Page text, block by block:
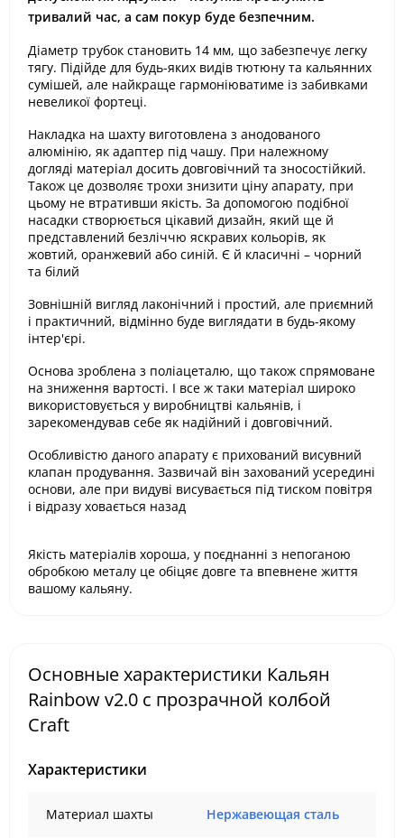
тривалий час, а сам покур буде безпечним.
Діаметр трубок становить 14 мм, що забезпечує легку
тягу. Підійде для будь-яких видів тютюну та кальянних
сумішей, але найкраще гармоніюватиме із забивками
невеликої фортеці.
Накладка на шахту виготовлена з анодованого
алюмінію, як адаптер під чашу. При належному
догляді матеріал досить довговічний та зносостійкий.
Також це дозволяє трохи знизити ціну апарату, при
цьому не втративши якість. За допомогою подібної
насадки створюється цікавий дизайн, який ще й
представлений безліччю яскравих кольорів, як
жовтий, оранжевий або синій. Є й класичні – чорний
та білий
Зовнішній вигляд лаконічний і простий, але приємний
і практичний, відмінно буде виглядати в будь-якому
інтер'єрі.
Основа зроблена з поліацеталю, що також спрямоване
на зниження вартості. І все ж таки матеріал широко
використовується у виробництві кальянів, і
зарекомендував себе як надійний і довговічний.
Особливістю даного апарату є прихований висувний
клапан продування. Зазвичай він захований усередині
основи, але при видуві висувається під тиском повітря
і відразу ховається назад
Якість матеріалів хороша, у поєднанні з непоганою
обробкою металу це обіцяє довге та впевнене життя
вашому кальяну.
Основные характеристики Кальян
Rainbow v2.0 с прозрачной колбой
Craft
Характеристики
Материал шахты Нержавеющая сталь